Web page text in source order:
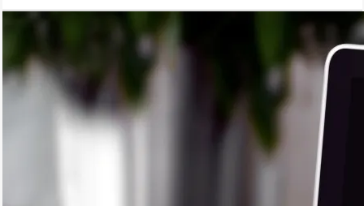
как и насколько часто нужно это делать мы поговорим в данной